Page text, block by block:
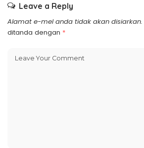
Leave a Reply
Alamat e-mel anda tidak akan disiarkan.
ditanda dengan *